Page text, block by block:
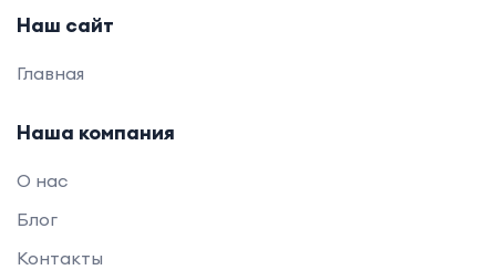
Наш сайт
Главная
Наша компания
О нас
Блог
Контакты